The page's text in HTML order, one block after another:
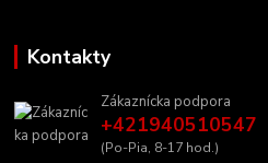
Kontakty
Zákaznícka podpora
+421940510547
(Po-Pia, 8-17 hod.)